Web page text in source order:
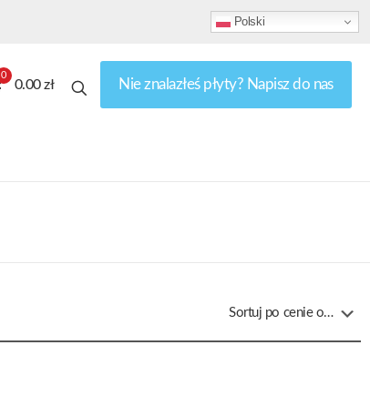
Polski
0
0.00 zł Nie znalazłeś płyty? Napisz do nas